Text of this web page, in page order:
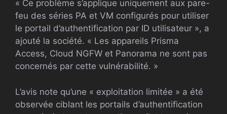
« Ce problème s’applique uniquement aux pare-
feu des séries PA et VM configurés pour utiliser
le portail d’authentification par ID utilisateur », a
ajouté la société. « Les appareils Prisma
Access, Cloud NGFW et Panorama ne sont pas
concernés par cette vulnérabilité. »
L’avis note qu’une « exploitation limitée » a été
observée ciblant les portails d’authentification